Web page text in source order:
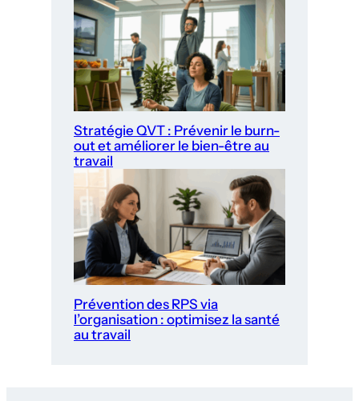
Stratégie QVT : Prévenir le burn-
out et améliorer le bien-être au
travail
Prévention des RPS via
l’organisation : optimisez la santé
au travail